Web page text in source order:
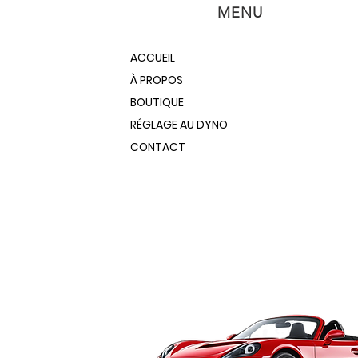
est apprêté avec l'apprêt
MENU
ACCUEIL
À PROPOS
BOUTIQUE
RÉGLAGE AU DYNO
CONTACT